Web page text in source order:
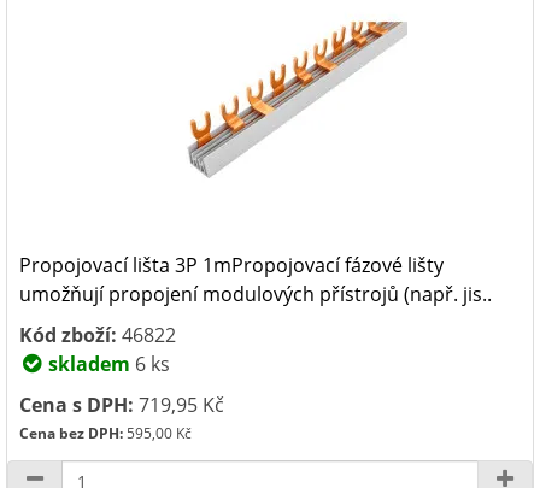
Propojovací lišta 3P 1mPropojovací fázové lišty
umožňují propojení modulových přístrojů (např. jis..
Kód zboží: 46822
skladem 6 ks
Cena s DPH: 719,95 Kč
Cena bez DPH:595,00 Kč